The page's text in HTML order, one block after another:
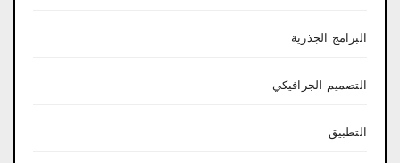
البرامج الجذرية
التصميم الجرافيكي
التطبيق